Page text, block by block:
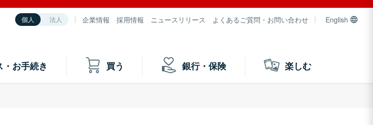
個人 法人 企業情報 採用情報 ニュースリリース よくあるご質問・お問い合わせ English
お手続き 買う 銀行・保険 楽しむ